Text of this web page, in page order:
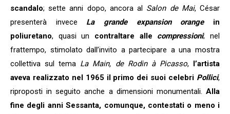
scandalo; sette anni dopo, ancora al Salon de Mai, César
presenterà invece La grande expansion orangein
poliuretano, quasi un contraltare alle compressioni; nel
frattempo, stimolato dall’invito a partecipare a una mostra
collettiva sul tema La Main, de Rodin à Picasso, l’artista
aveva realizzato nel 1965 il primo dei suoi celebri Pollici,
riproposti in seguito anche a dimensioni monumentali. Alla
fine degli anni Sessanta, comunque, contestati o meno i